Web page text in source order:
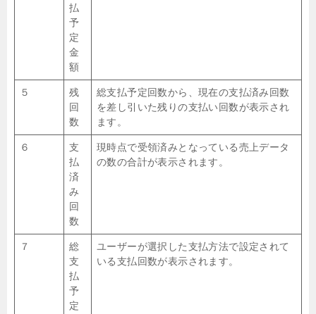
払
予
定
金
額
５
残
回
数
総支払予定回数から、現在の支払済み回数
を差し引いた残りの支払い回数が表示され
ます。
６
支
払
済
み
回
数
現時点で受領済みとなっている売上データ
の数の合計が表示されます。
７
総
支
払
予
定
ユーザーが選択した支払方法で設定されて
いる支払回数が表示されます。